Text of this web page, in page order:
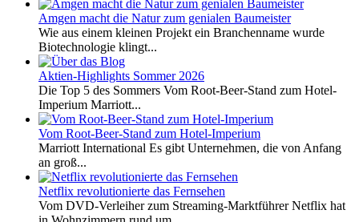
Amgen macht die Natur zum genialen Baumeister
Wie aus einem kleinen Projekt ein Branchenname wurde
Biotechnologie klingt...
Aktien-Highlights Sommer 2026
Die Top 5 des Sommers Vom Root-Beer-Stand zum Hotel-
Imperium Marriott...
Vom Root-Beer-Stand zum Hotel-Imperium
Marriott International Es gibt Unternehmen, die von Anfang
an groß...
Netflix revolutionierte das Fernsehen
Vom DVD-Verleiher zum Streaming-Marktführer Netflix hat